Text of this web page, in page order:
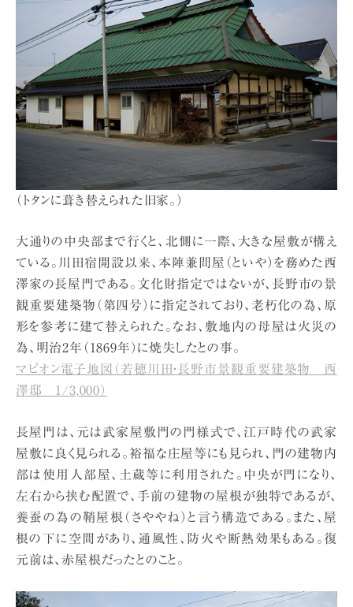
（トタンに葺き替えられた旧家。）
大通りの中央部まで行くと、北側に一際、大きな屋敷が構え
ている。川田宿開設以来、本陣兼問屋（といや）を務めた西
澤家の長屋門である。文化財指定ではないが、長野市の景
観重要建築物（第四号）に指定されており、老朽化の為、原
形を参考に建て替えられた。なお、敷地内の母屋は火災の
為、明治2年（1869年）に焼失したとの事。
マピオン電子地図（若穂川田・長野市景観重要建築物 西
澤邸 1/3,000）
長屋門は、元は武家屋敷門の門様式で、江戸時代の武家
屋敷に良く見られる。裕福な庄屋等にも見られ、門の建物内
部は使用人部屋、土蔵等に利用された。中央が門になり、
左右から挟む配置で、手前の建物の屋根が独特であるが、
養蚕の為の鞘屋根（さややね）と言う構造である。また、屋
根の下に空間があり、通風性、防火や断熱効果もある。復
元前は、赤屋根だったとのこと。